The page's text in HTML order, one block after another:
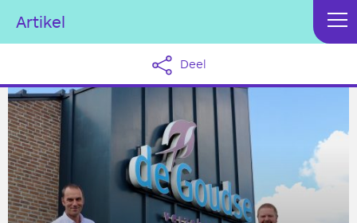
Artikel
Deel